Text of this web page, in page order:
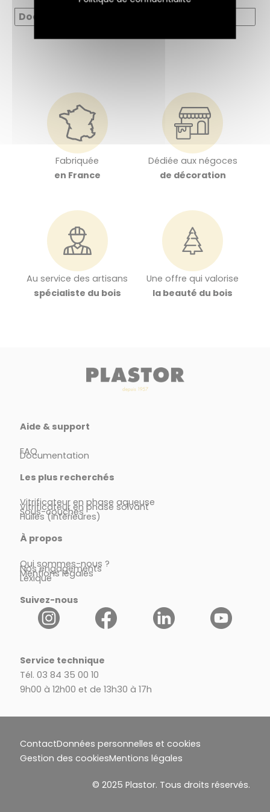
Documents
Fabriquée
en France
Au service des artisans
spécialiste du bois
Dédiée aux négoces
de décoration
Une offre qui valorise
la beauté du bois
Aide & support
FAQ
Documentation
Les plus recherchés
Vitrificateur en phase aqueuse
Vitrificateur en phase solvant
Sous-couches
Huiles (intérieures)
À propos
Qui sommes-nous ?
Nos engagements
Mentions légales
Lexique
Suivez-nous
Service technique
Tél. 03 84 35 00 10
9h00 à 12h00 et de 13h30 à 17h
ContactDonnées personnelles et cookies
Gestion des cookiesMentions légales
© 2025 Plastor. Tous droits réservés.